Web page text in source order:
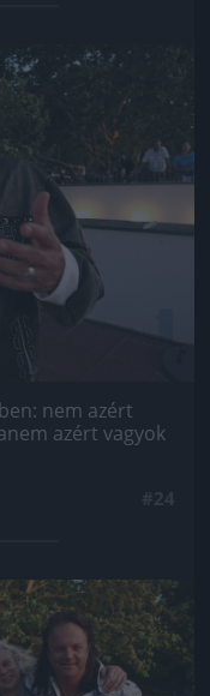
nem azért
azért vagyok